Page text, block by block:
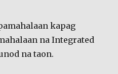
kapag
na Integrated
na taon.